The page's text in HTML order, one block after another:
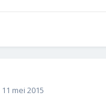
11 mei 2015